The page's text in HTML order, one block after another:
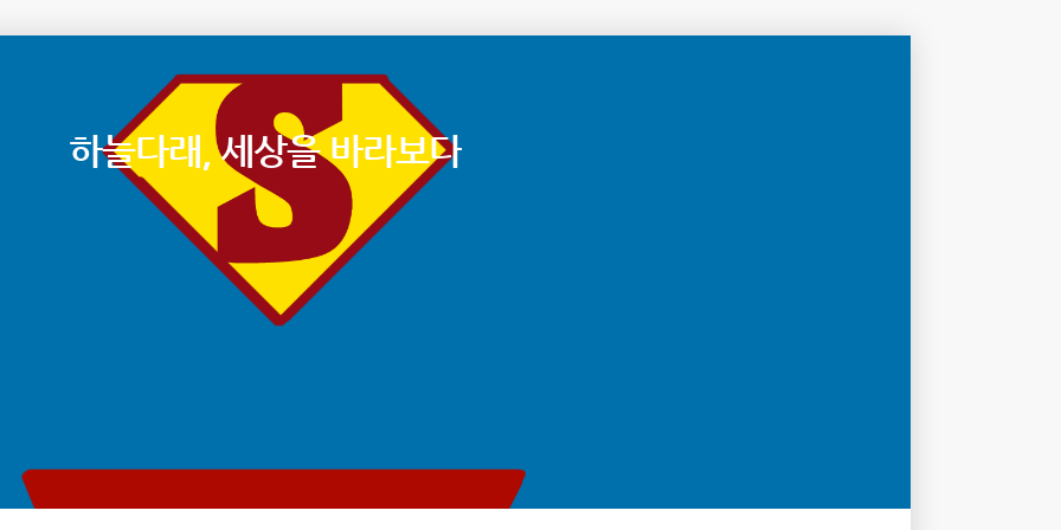
하늘다래, 세상을 바라보다